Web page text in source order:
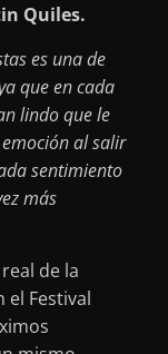
Quiles.
es una de
que en cada
lindo que le
al salir
sentimiento
más
de la
el Festival